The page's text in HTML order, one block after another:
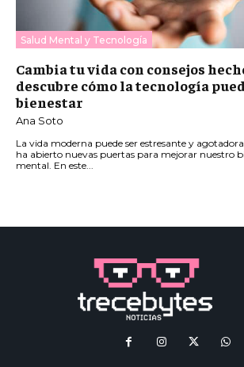
Salud Mental y Tecnología
Cambia tu vida con consejos
descubre cómo la tecnología
bienestar
Ana Soto
La vida moderna puede ser estresante y
ha abierto nuevas puertas para mejorar nuestro
mental. En este...